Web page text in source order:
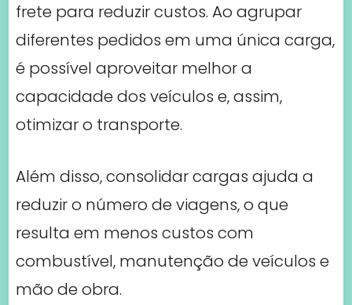
frete para reduzir custos. Ao agrupar
diferentes pedidos em uma única carga,
é possível aproveitar melhor a
capacidade dos veículos e, assim,
otimizar o transporte.
Além disso, consolidar cargas ajuda a
reduzir o número de viagens, o que
resulta em menos custos com
combustível, manutenção de veículos e
mão de obra.